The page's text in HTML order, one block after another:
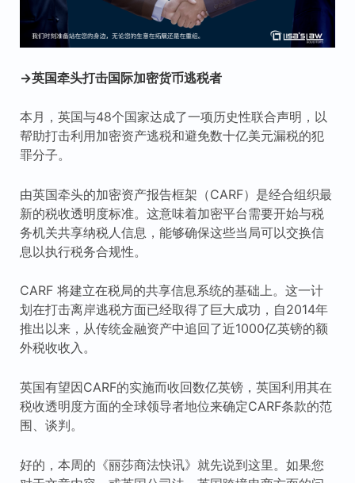
→英国牵头打击国际加密货币逃税者
本月，英国与48个国家达成了一项历史性联合声明，以
帮助打击利用加密资产逃税和避免数十亿美元漏税的犯
罪分子。
由英国牵头的加密资产报告框架（CARF）是经合组织最
新的税收透明度标准。这意味着加密平台需要开始与税
务机关共享纳税人信息，能够确保这些当局可以交换信
息以执行税务合规性。
CARF 将建立在税局的共享信息系统的基础上。这一计
划在打击离岸逃税方面已经取得了巨大成功，自2014年
推出以来，从传统金融资产中追回了近1000亿英镑的额
外税收收入。
英国有望因CARF的实施而收回数亿英镑，英国利用其在
税收透明度方面的全球领导者地位来确定CARF条款的范
围、谈判。
好的，本周的《丽莎商法快讯》就先说到这里。如果您